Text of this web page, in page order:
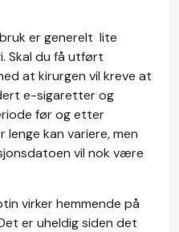
er generelt lite
Skal du få utført
at kirurgen vil kreve at
e-sigaretter og
før og etter
kan variere, men
vil nok være
virker hemmende på
er uheldig siden det